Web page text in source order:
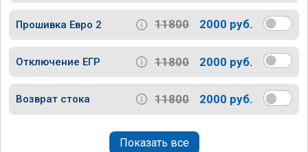
Прошивка Евро 2 11800 2000 руб.
Отключение ЕГР 11800 2000 руб.
Возврат стока 11800 2000 руб.
Показать все